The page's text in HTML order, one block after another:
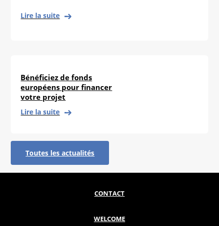
Lire la suite
Bénéficiez de fonds
européens pour financer
votre projet
Lire la suite
Toutes les actualités
CONTACT
WELCOME